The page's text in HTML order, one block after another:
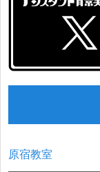
原宿教室